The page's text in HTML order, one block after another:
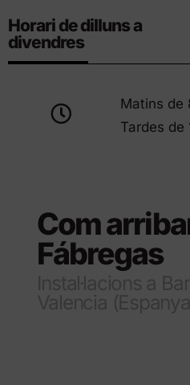
Horari de dilluns a
divendres
Matins de
Tardes de
Com
Fábregas